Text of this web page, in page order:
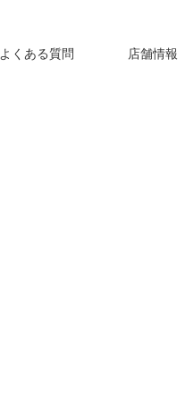
よくある質問 店舗情報